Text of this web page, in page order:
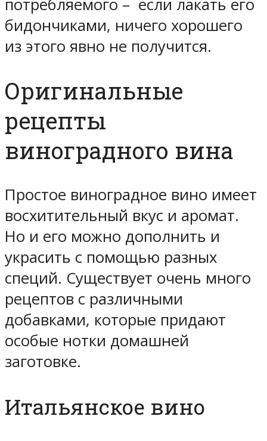
потребляемого – если лакать его
бидончиками, ничего хорошего
из этого явно не получится.
Оригинальные
рецепты
виноградного вина
Простое виноградное вино имеет
восхитительный вкус и аромат.
Но и его можно дополнить и
украсить с помощью разных
специй. Существует очень много
рецептов с различными
добавками, которые придают
особые нотки домашней
заготовке.
Итальянское вино